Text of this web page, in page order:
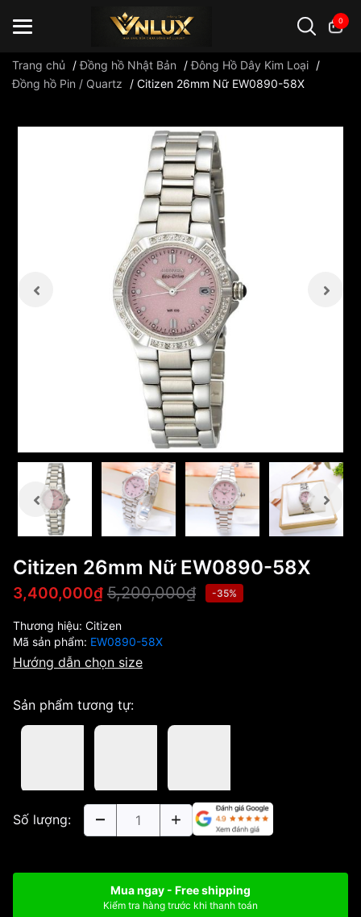
0
Trang chủ /Đồng hồ Nhật Bản /Đông Hồ Dây Kim Loại /
Đồng hồ Pin / Quartz
/ Citizen 26mm Nữ EW0890-58X
Citizen 26mm Nữ EW0890-58X
3,400,000₫ 5,200,000₫ -35%
Thương hiệu: Citizen
Mã sản phẩm: EW0890-58X
Hướng dẫn chọn size
Sản phẩm tương tự:
Số lượng:
Mua ngay - Free shipping
Kiểm tra hàng trước khi thanh toán